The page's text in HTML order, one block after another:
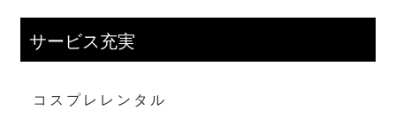
サービス充実
コスプレレンタル